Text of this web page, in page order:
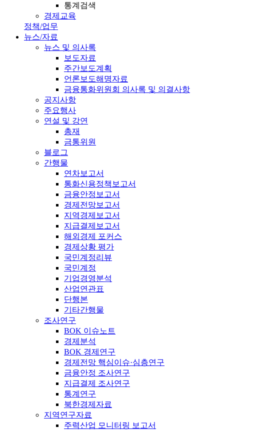
통계검색
경제교육
정책/업무
뉴스/자료
뉴스 및 의사록
보도자료
주간보도계획
언론보도해명자료
금융통화위원회 의사록 및 의결사항
공지사항
주요행사
연설 및 강연
총재
금통위원
블로그
간행물
연차보고서
통화신용정책보고서
금융안정보고서
경제전망보고서
지역경제보고서
지급결제보고서
해외경제 포커스
경제상황 평가
국민계정리뷰
국민계정
기업경영분석
산업연관표
단행본
기타간행물
조사연구
BOK 이슈노트
경제분석
BOK 경제연구
경제전망 핵심이슈·심층연구
금융안정 조사연구
지급결제 조사연구
통계연구
북한경제자료
지역연구자료
주력산업 모니터링 보고서